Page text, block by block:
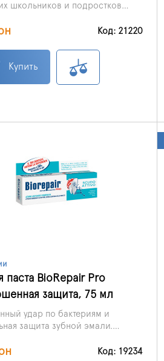
школьников и подростков
от семи до четырнадцати лет
Всем родителям, которые
в поиске оптимальной пасты
для своего чада, мы
важных характеристик и
необходимых для своей
Код: 21220
Купить
паста BioRepair Pro
защита, 75 мл
удар по бактериям и
защита зубной эмали.
образование иКод: 19234